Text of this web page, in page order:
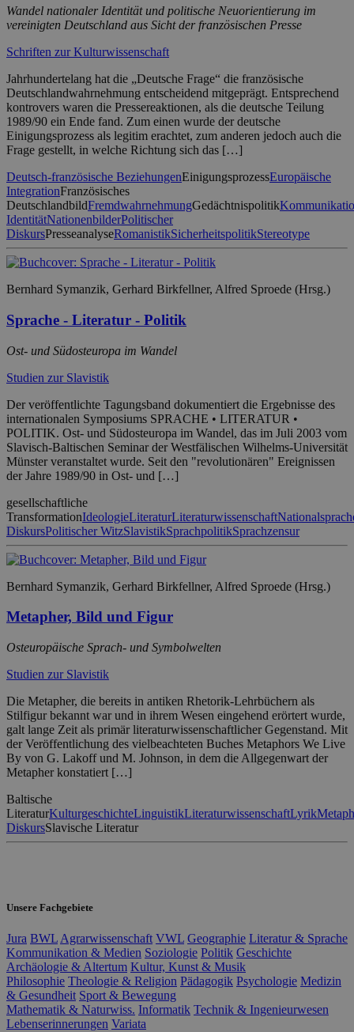
Wandel nationaler Identität und politische Neuorientierung im
vereinigten Deutschland aus Sicht der französischen Presse
Schriften zur Kulturwissenschaft
Jahrhundertelang hat die „Deutsche Frage“ die französische
Deutschlandwahrnehmung entscheidend mitgeprägt. Entsprechend
kontrovers waren die Pressereaktionen, als die deutsche Teilung
1989/90 ein Ende fand. Zum einen wurde der deutsche
Einigungsprozess als legitim erachtet, zum anderen jedoch auch die
Frage gestellt, in welche Richtung sich das […]
Deutsch-französische BeziehungenEinigungsprozessEuropäische
IntegrationFranzösisches
DeutschlandbildFremdwahrnehmungGedächtnispolitik
IdentitätNationenbilderPolitischer
DiskursPresseanalyseRomanistikSicherheitspolitikStereotype
Bernhard Symanzik, Gerhard Birkfellner, Alfred Sproede (Hrsg.)
Sprache - Literatur - Politik
Ost- und Südosteuropa im Wandel
Studien zur Slavistik
Der veröffentlichte Tagungsband dokumentiert die Ergebnisse des
internationalen Symposiums SPRACHE • LITERATUR •
POLITIK. Ost- und Südosteuropa im Wandel, das im Juli 2003 vom
Slavisch-Baltischen Seminar der Westfälischen Wilhelms-Universität
Münster veranstaltet wurde. Seit den "revolutionären" Ereignissen
der Jahre 1989/90 in Ost- und […]
gesellschaftliche
TransformationIdeologieLiteraturLiteraturwissenschaft
DiskursPolitischer WitzSlavistikSprachpolitikSprachzensur
Bernhard Symanzik, Gerhard Birkfellner, Alfred Sproede (Hrsg.)
Metapher, Bild und Figur
Osteuropäische Sprach- und Symbolwelten
Studien zur Slavistik
Die Metapher, die bereits in antiken Rhetorik-Lehrbüchern als
Stilfigur bekannt war und in ihrem Wesen eingehend erörtert wurde,
galt lange Zeit als primär literaturwissenschaftlicher Gegenstand. Mit
der Veröffentlichung des vielbeachteten Buches Metaphors We Live
By von G. Lakoff und M. Johnson, in dem die Allgegenwart der
Metapher konstatiert […]
Baltische
LiteraturKulturgeschichteLinguistikLiteraturwissenschaftLyrik
DiskursSlavische Literatur
Unsere Fachgebiete
Jura BWL Agrarwissenschaft VWL Geographie Literatur & Sprache
Kommunikation & Medien Soziologie Politik Geschichte
Archäologie & Altertum Kultur, Kunst & Musik
Philosophie Theologie & Religion Pädagogik Psychologie Medizin
& Gesundheit Sport & Bewegung
Mathematik & Naturwiss. Informatik Technik & Ingenieurwesen
Lebenserinnerungen Variata